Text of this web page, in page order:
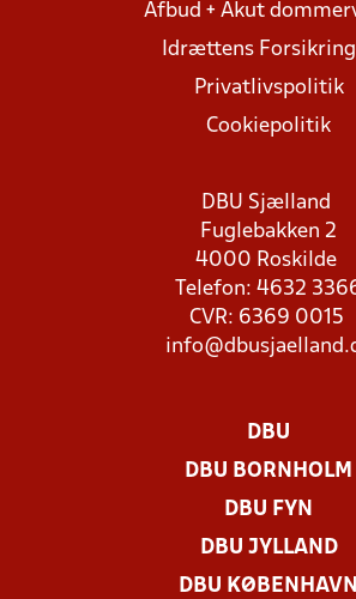
Afbud + Akut
Idrættens
Privatlivspolitik
Cookiepolitik
DBU Sjælland
Fuglebakken 2
4000 Roskilde
Telefon: 4632
CVR: 6369 0015
DBU
DBU BORNHOLM
DBU FYN
DBU JYLLAND
DBU KØBENHAVN